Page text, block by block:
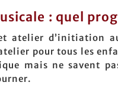
: quel
atelier d’initiation
pour tous les
mais ne savent